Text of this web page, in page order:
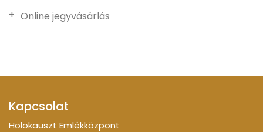
Online jegyvásárlás
Kapcsolat
Holokauszt Emlékközpont